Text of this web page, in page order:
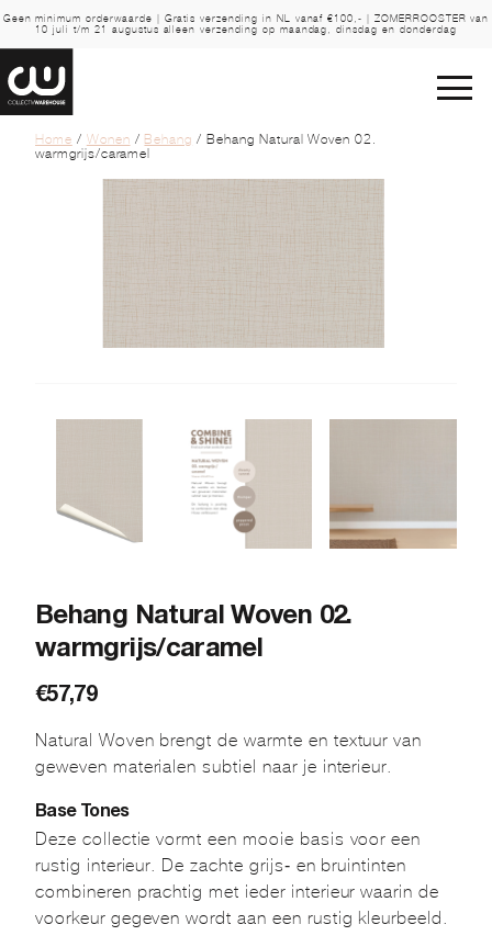
Geen minimum orderwaarde | Gratis verzending in NL vanaf €100,- | ZOMERROOSTER van
10 juli t/m 21 augustus alleen verzending op maandag, dinsdag en donderdag
Home / Wonen / Behang / Behang Natural Woven 02.
warmgrijs/caramel
Behang Natural Woven 02.
warmgrijs/caramel
€57,79
Natural Woven brengt de warmte en textuur van
geweven materialen subtiel naar je interieur.
Base Tones
Deze collectie vormt een mooie basis voor een
rustig interieur. De zachte grijs- en bruintinten
combineren prachtig met ieder interieur waarin de
voorkeur gegeven wordt aan een rustig kleurbeeld.